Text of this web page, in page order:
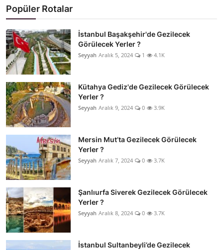
Popüler Rotalar
İstanbul Başakşehir'de Gezilecek
Görülecek Yerler ?
Seyyah Aralık 5, 2024 1 4.1K
Kütahya Gediz'de Gezilecek Görülecek
Yerler ?
Seyyah Aralık 9, 2024 0 3.9K
Mersin Mut’ta Gezilecek Görülecek
Yerler ?
Seyyah Aralık 7, 2024 0 3.7K
Şanlıurfa Siverek Gezilecek Görülecek
Yerler ?
Seyyah Aralık 8, 2024 0 3.7K
İstanbul Sultanbeyli’de Gezilecek